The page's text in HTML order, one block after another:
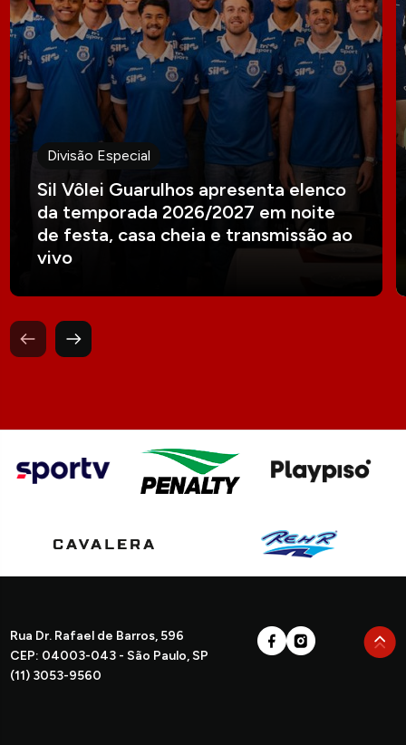
Divisão Especial
Sil Vôlei Guarulhos apresenta elenco
da temporada 2026/2027 em noite
de festa, casa cheia e transmissão ao
vivo
Rua Dr. Rafael de Barros, 596
CEP: 04003-043 - São Paulo, SP
(11) 3053-9560